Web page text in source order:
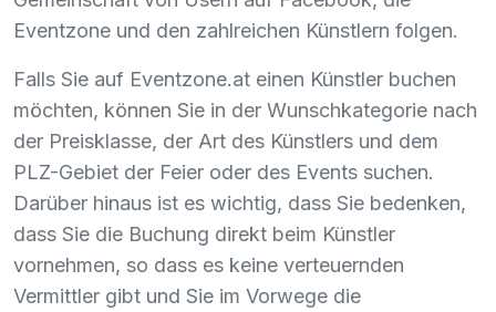
Eventzone und den zahlreichen Künstlern folgen.
Falls Sie auf Eventzone.at einen Künstler buchen
möchten, können Sie in der Wunschkategorie nach
der Preisklasse, der Art des Künstlers und dem
PLZ-Gebiet der Feier oder des Events suchen.
Darüber hinaus ist es wichtig, dass Sie bedenken,
dass Sie die Buchung direkt beim Künstler
vornehmen, so dass es keine verteuernden
Vermittler gibt und Sie im Vorwege die